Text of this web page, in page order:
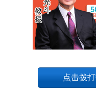
点击拨